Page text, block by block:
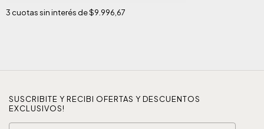
3 cuotas sin interés de$9.996,67
SUSCRIBITE Y RECIBI OFERTAS Y DESCUENTOS
EXCLUSIVOS!